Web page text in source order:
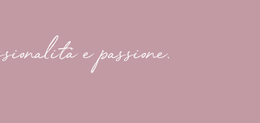
e passione.